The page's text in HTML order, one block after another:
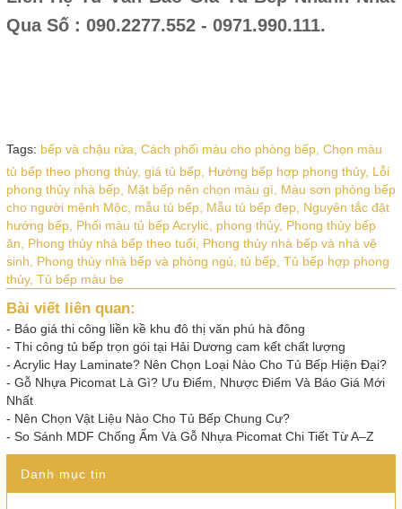
Qua Số : 090.2277.552 - 0971.990.111.
Tags: bếp và chậu rửa, Cách phối màu cho phòng bếp, Chọn màu
tủ bếp theo phong thủy, giá tủ bếp, Hướng bếp hợp phong thủy, Lỗi
phong thủy nhà bếp, Mặt bếp nên chọn màu gì, Màu sơn phòng bếp
cho người mệnh Mộc, mẫu tủ bếp, Mẫu tủ bếp đẹp, Nguyên tắc đặt
hướng bếp, Phối màu tủ bếp Acrylic, phong thủy, Phong thủy bếp
ăn, Phong thủy nhà bếp theo tuổi, Phong thủy nhà bếp và nhà vệ
sinh, Phong thủy nhà bếp và phòng ngủ, tủ bếp, Tủ bếp hợp phong
thủy, Tủ bếp màu be
Bài viết liên quan:
- Báo giá thi công liền kề khu đô thị văn phú hà đông
- Thi công tủ bếp trọn gói tại Hải Dương cam kết chất lượng
- Acrylic Hay Laminate? Nên Chọn Loại Nào Cho Tủ Bếp Hiện Đại?
- Gỗ Nhựa Picomat Là Gì? Ưu Điểm, Nhược Điểm Và Báo Giá Mới
Nhất
- Nên Chọn Vật Liệu Nào Cho Tủ Bếp Chung Cư?
- So Sánh MDF Chống Ẩm Và Gỗ Nhựa Picomat Chi Tiết Từ A–Z
Danh mục tin